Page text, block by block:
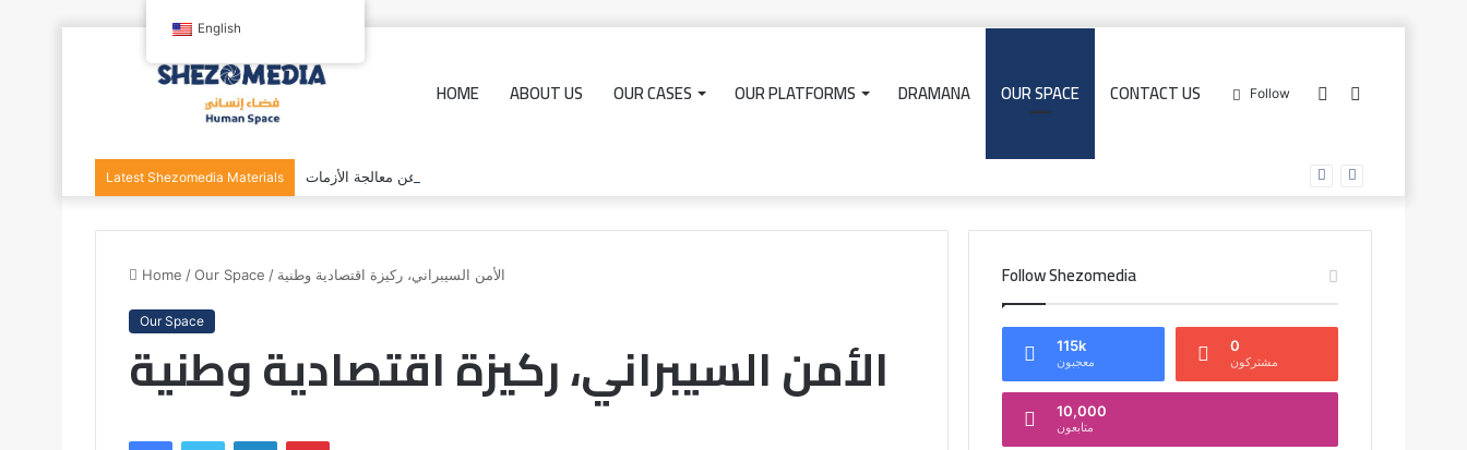
HOME ABOUT US OUR CASES OUR PLATFORMS DRAMANA OUR SPACE CONTACT US Sidebar
Follow
Latest Shezomedia Materials مدونة اللباس النيابية: حين تصبح الوصاية بديلاً عن معالجة الأزمات
Home /Our Space / الأمن السيبراني، ركيزة اقتصادية وطنية
Our Space
الأمن السيبراني، ركيزة اقتصادية وطنية
FacebookTwitter LinkedInPinterest
Follow Shezomedia
115k
معجبون
0
مشتركون
10,000
متابعون
English